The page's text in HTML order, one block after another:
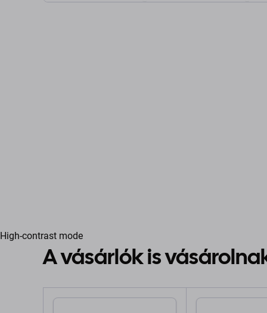
High-contrast mode
A vásárlók is